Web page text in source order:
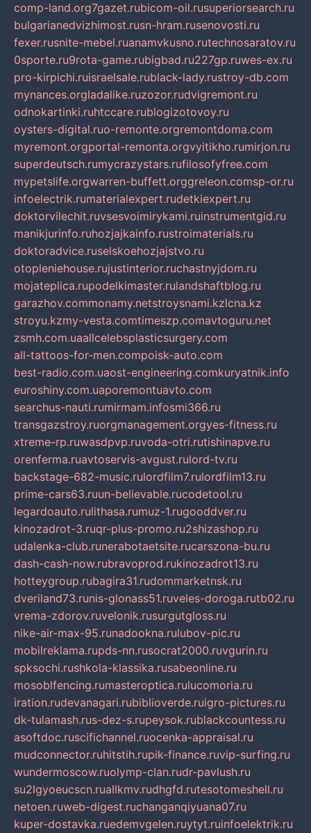
comp-land.org7gazet.rubicom-oil.rusuperiorsearch.ru
bulgarianedvizhimost.rusn-hram.rusenovosti.ru
fexer.rusnite-mebel.ruanamvkusno.rutechnosaratov.ru
0sporte.ru9rota-game.rubigbad.ru227gp.ruwes-ex.ru
pro-kirpichi.ruisraelsale.rublack-lady.rustroy-db.com
mynances.orgladalike.ruzozor.rudvigremont.ru
odnokartinki.ruhtccare.rublogizotovoy.ru
oysters-digital.ruo-remonte.orgremontdoma.com
myremont.orgportal-remonta.orgvyitikho.rumirjon.ru
superdeutsch.rumycrazystars.rufilosofyfree.com
mypetslife.orgwarren-buffett.orggreleon.comsp-or.ru
infoelectrik.rumaterialexpert.rudetkiexpert.ru
doktorvilechit.ruvsesvoimirykami.ruinstrumentgid.ru
manikjurinfo.ruhozjajkainfo.rustroimaterials.ru
doktoradvice.ruselskoehozjajstvo.ru
otopleniehouse.rujustinterior.ruchastnyjdom.ru
mojateplica.rupodelkimaster.rulandshaftblog.ru
garazhov.commonamy.netstroysnami.kzlcna.kz
stroyu.kzmy-vesta.comtimeszp.comavtoguru.net
zsmh.com.uaallcelebsplasticsurgery.com
all-tattoos-for-men.compoisk-auto.com
best-radio.com.uaost-engineering.comkuryatnik.info
euroshiny.com.uaporemontuavto.com
searchus-nauti.rumirmam.infosmi366.ru
transgazstroy.ruorgmanagement.orgyes-fitness.ru
xtreme-rp.ruwasdpvp.ruvoda-otri.rutishinapve.ru
orenferma.ruavtoservis-avgust.rulord-tv.ru
backstage-682-music.rulordfilm7.rulordfilm13.ru
prime-cars63.ruun-believable.rucodetool.ru
legardoauto.rulithasa.rumuz-1.rugooddver.ru
kinozadrot-3.ruqr-plus-promo.ru2shizashop.ru
udalenka-club.runerabotaetsite.rucarszona-bu.ru
dash-cash-now.rubravoprod.rukinozadrot13.ru
hotteygroup.rubagira31.rudommarketnsk.ru
dveriland73.runis-glonass51.ruveles-doroga.rutb02.ru
vrema-zdorov.ruvelonik.rusurgutgloss.ru
nike-air-max-95.runadookna.rulubov-pic.ru
mobilreklama.rupds-nn.rusocrat2000.ruvgurin.ru
spksochi.rushkola-klassika.rusabeonline.ru
mosoblfencing.rumasteroptica.rulucomoria.ru
iration.rudevanagari.rubiblioverde.ruigro-pictures.ru
dk-tulamash.rus-dez-s.rupeysok.rublackcountess.ru
asoftdoc.ruscifichannel.ruocenka-appraisal.ru
mudconnector.ruhitstih.rupik-finance.ruvip-surfing.ru
wundermoscow.ruolymp-clan.rudr-pavlush.ru
su2lgyoeucscn.ruallkmv.rudhgfd.rutesotomeshell.ru
netoen.ruweb-digest.ruchanganqiyuana07.ru
kuper-dostavka.ruedemvgelen.ruytyt.ruinfoelektrik.ru